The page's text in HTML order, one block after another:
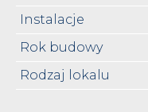
Instalacje
Rok budowy
Rodzaj lokalu